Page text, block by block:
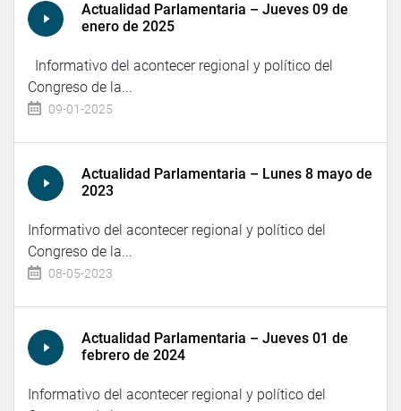
Actualidad Parlamentaria – Jueves 09 de
enero de 2025
Informativo del acontecer regional y político del
Congreso de la...
09-01-2025
Actualidad Parlamentaria – Lunes 8 mayo de
2023
Informativo del acontecer regional y político del
Congreso de la...
08-05-2023
Actualidad Parlamentaria – Jueves 01 de
febrero de 2024
Informativo del acontecer regional y político del